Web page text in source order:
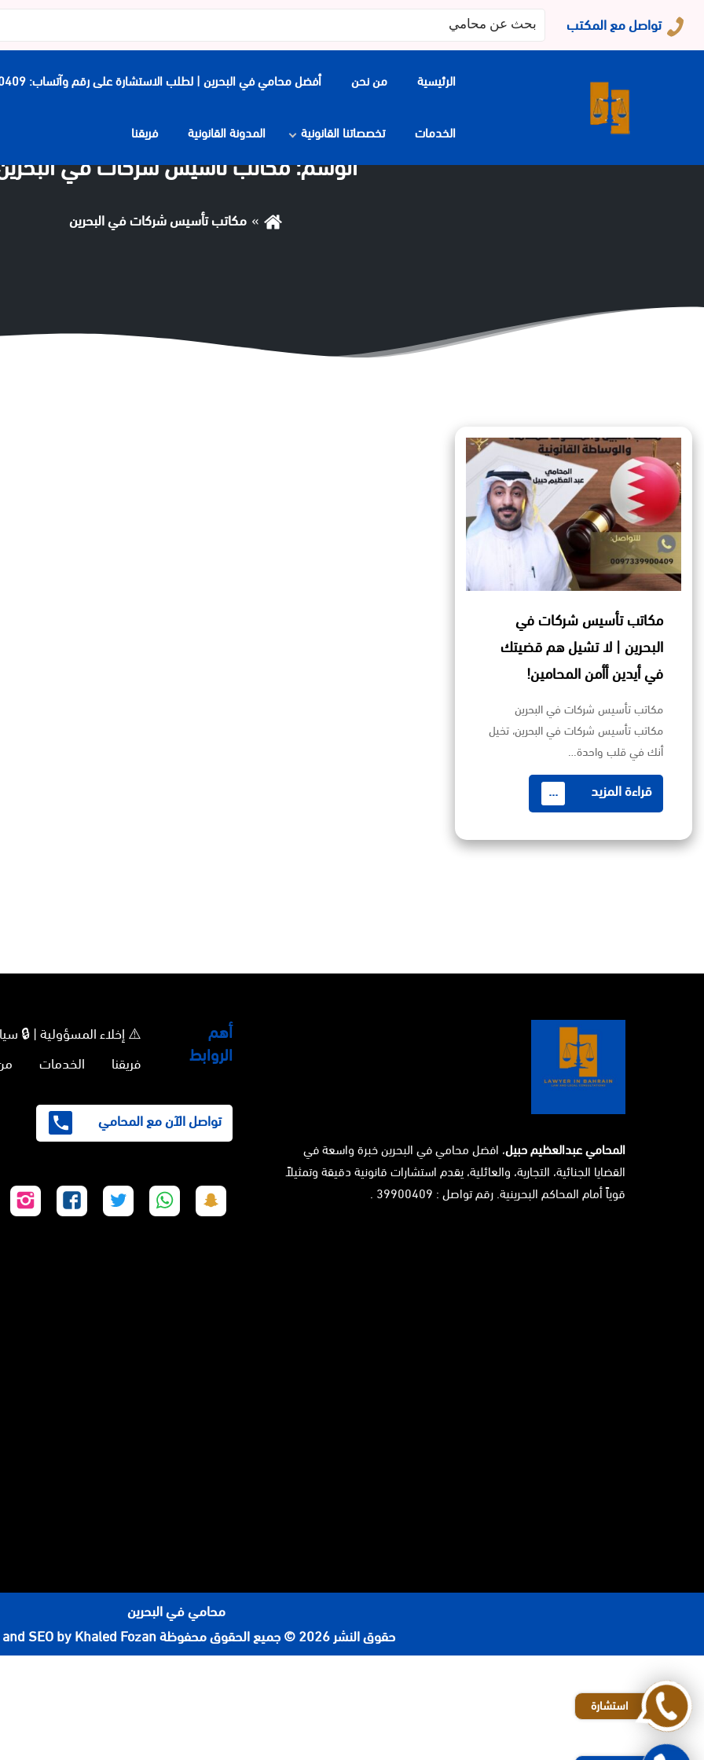
تواصل مع المكتب
البحث
عن:
الرئيسية من نحن أفضل محامي في البحرين | لطلب الاستشارة على رقم وآتساب: 0097339900409
الخدمات تخصصاتنا القانونية المدونة القانونية فريقنا
الوسم:مكاتب تأسيس شركات في
مكاتب تأسيس شركات في البحرين
مكاتب تأسيس شركات في
البحرين | لا تشيل هم قضيتك
في أيدين أأمن المحامين!
مكاتب تأسيس شركات في البحرين
مكاتب تأسيس شركات في البحرين، تخيل
أنك في قلب واحدة…
قراءة المزيد ...
المحامي عبدالعظيم حبيل، افضل محامي في البحرين خبرة واسعة في
القضايا الجنائية، التجارية، والعائلية، يقدم استشارات قانونية دقيقة وتمثيلاً
قوياً أمام المحاكم البحرينية. رقم تواصل : 39900409 .
أهم
الروابط
⚠️ إخلاء المسؤولية | 🔒
فريقنا
الخدمات
تواصل الآن مع المحامي
على
على
على
على
على
محامي في البحرين
حقوق النشر 2026 © جميع الحقوق محفوظة
SEO by Khaled Fozan
استشارة
افضل مكاتب المحاماة في الرياض
محامي شركات في الرياض
المحامي محمد الزعابي